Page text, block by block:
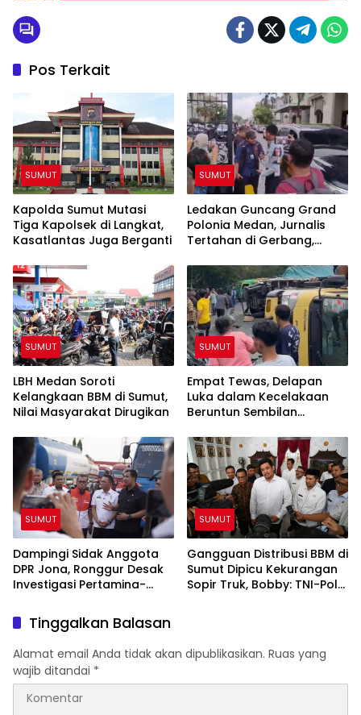
Pos Terkait
SUMUT
Kapolda Sumut Mutasi
Tiga Kapolsek di Langkat,
Kasatlantas Juga Berganti
SUMUT
Ledakan Guncang Grand
Polonia Medan, Jurnalis
Tertahan di Gerbang,
Masuk Lokasi
SUMUT
LBH Medan Soroti
Kelangkaan BBM di Sumut,
Nilai Masyarakat Dirugikan
SUMUT
Empat Tewas, Delapan
Luka dalam Kecelakaan
Beruntun Sembilan
SUMUT
Dampingi Sidak Anggota
DPR Jona, Ronggur Desak
Investigasi Pertamina-
BBM di Sumut
SUMUT
Gangguan Distribusi BBM di
Sumut Dipicu Kekurangan
Sopir Truk, Bobby: TNI-Polri
Tinggalkan Balasan
Alamat email Anda tidak akan dipublikasikan. Ruas yang
wajib ditandai *